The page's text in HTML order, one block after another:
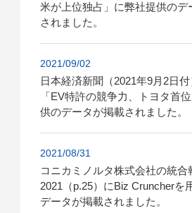
米が上位独占」に弊社提供のデ
されました。
2021/09/02
日本経済新聞（2021年9月2日
「EV特許の競争力、トヨタ首
供のデータが掲載されました。
2021/08/31
コニカミノルタ株式会社の統合
2021（p.25）にBiz Cruncherを
データが掲載されました。